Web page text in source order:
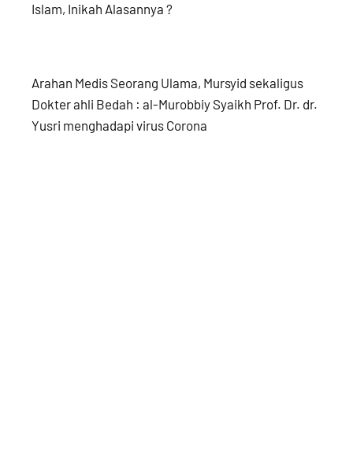
Islam, Inikah Alasannya ?
Arahan Medis Seorang Ulama, Mursyid sekaligus
Dokter ahli Bedah : al-Murobbiy Syaikh Prof. Dr. dr.
Yusri menghadapi virus Corona